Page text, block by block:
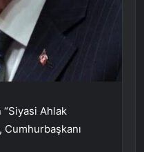
Ahlak
Cumhurbaşkanı